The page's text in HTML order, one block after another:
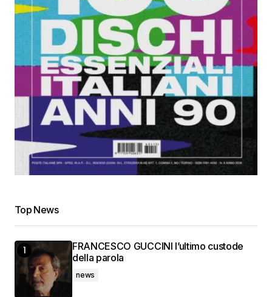
Top News
FRANCESCO GUCCINI l’ultimo custode
della parola
news